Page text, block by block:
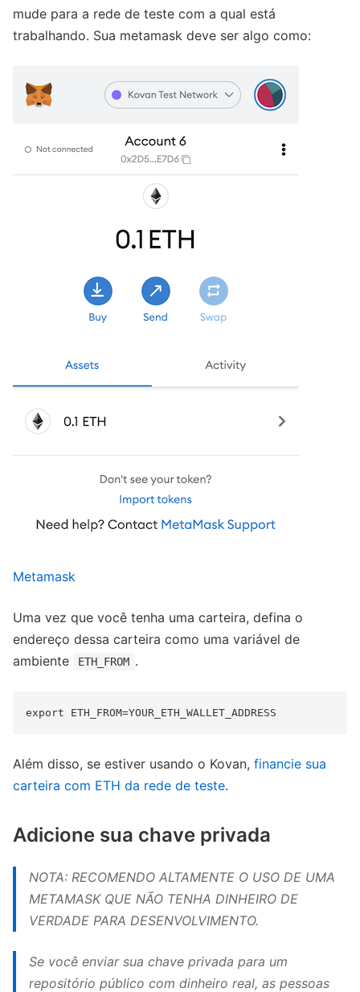
mude para a rede de teste com a qual está
trabalhando. Sua metamask deve ser algo como:
Metamask
Uma vez que você tenha uma carteira, defina o
endereço dessa carteira como uma variável de
ambiente
ETH_FROM .
Além disso, se estiver usando o Kovan, financie sua
carteira com ETH da rede de teste.
Adicione sua chave privada
NOTA: RECOMENDO ALTAMENTE O USO DE UMA
METAMASK QUE NÃO TENHA DINHEIRO DE
VERDADE PARA DESENVOLVIMENTO.
Se você enviar sua chave privada para um
repositório público com dinheiro real, as pessoas